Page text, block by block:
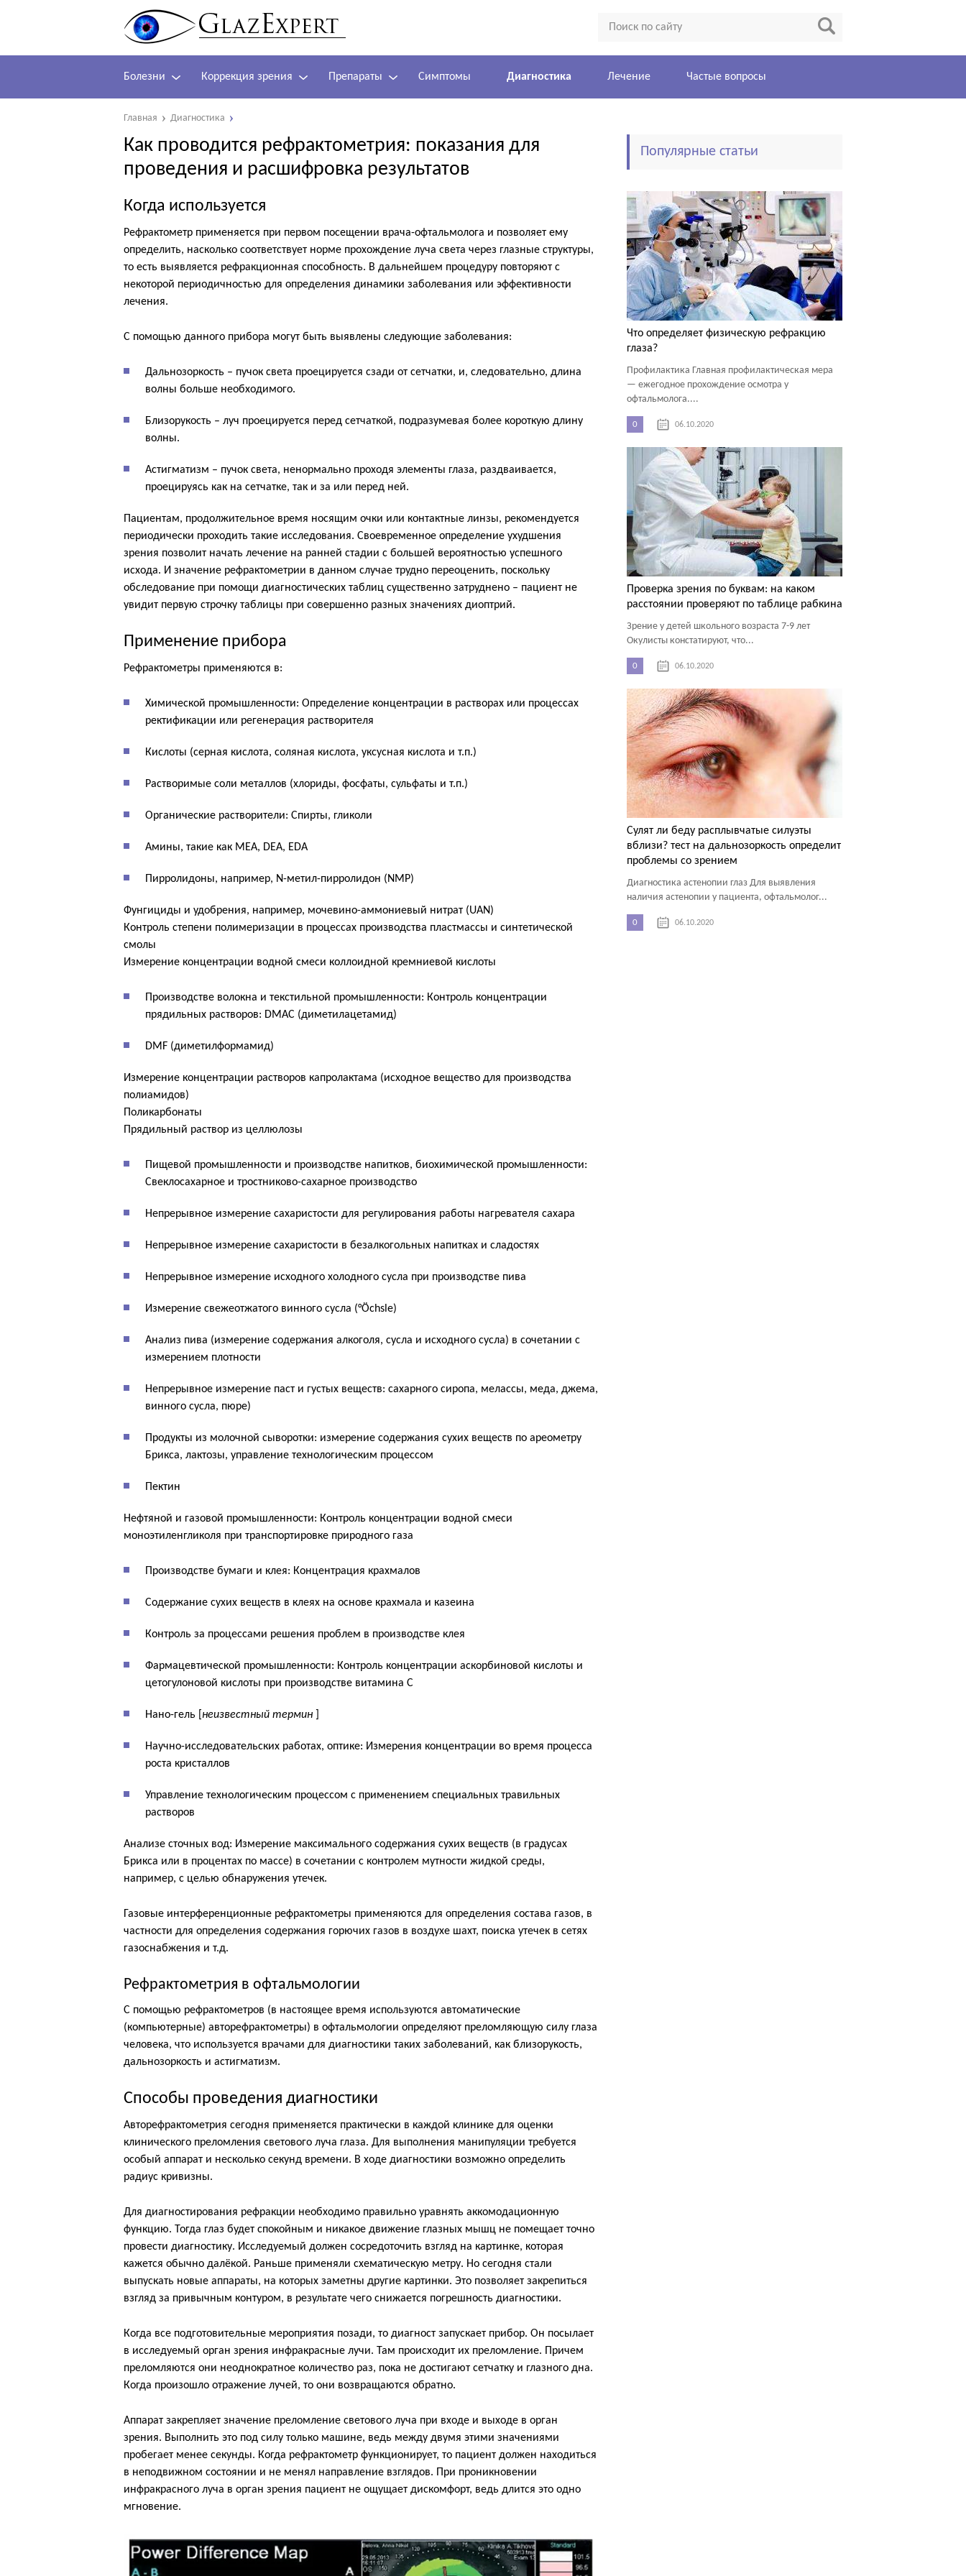
Болезни Коррекция зрения Препараты Симптомы Диагностика Лечение Частые вопросы
Главная Диагностика
Как проводится рефрактометрия: показания для
проведения и расшифровка результатов
Когда используется
Рефрактометр применяется при первом посещении врача-офтальмолога и позволяет ему
определить, насколько соответствует норме прохождение луча света через глазные структуры,
то есть выявляется рефракционная способность. В дальнейшем процедуру повторяют с
некоторой периодичностью для определения динамики заболевания или эффективности
лечения.
С помощью данного прибора могут быть выявлены следующие заболевания:
Дальнозоркость – пучок света проецируется сзади от сетчатки, и, следовательно, длина
волны больше необходимого.
Близорукость – луч проецируется перед сетчаткой, подразумевая более короткую длину
волны.
Астигматизм – пучок света, ненормально проходя элементы глаза, раздваивается,
проецируясь как на сетчатке, так и за или перед ней.
Пациентам, продолжительное время носящим очки или контактные линзы, рекомендуется
периодически проходить такие исследования. Своевременное определение ухудшения
зрения позволит начать лечение на ранней стадии с большей вероятностью успешного
исхода. И значение рефрактометрии в данном случае трудно переоценить, поскольку
обследование при помощи диагностических таблиц существенно затруднено – пациент не
увидит первую строчку таблицы при совершенно разных значениях диоптрий.
Применение прибора
Рефрактометры применяются в:
Химической промышленности: Определение концентрации в растворах или процессах
ректификации или регенерация растворителя
Кислоты (серная кислота, соляная кислота, уксусная кислота и т.п.)
Растворимые соли металлов (хлориды, фосфаты, сульфаты и т.п.)
Органические растворители: Спирты, гликоли
Амины, такие как MEA, DEA, EDA
Пирролидоны, например, N-метил-пирролидон (NMP)
Фунгициды и удобрения, например, мочевино-аммониевый нитрат (UAN)
Контроль степени полимеризации в процессах производства пластмассы и синтетической
смолы
Измерение концентрации водной смеси коллоидной кремниевой кислоты
Производстве волокна и текстильной промышленности: Контроль концентрации
прядильных растворов: DMAC (диметилацетамид)
DMF (диметилформамид)
Измерение концентрации растворов капролактама (исходное вещество для производства
полиамидов)
Поликарбонаты
Прядильный раствор из целлюлозы
Пищевой промышленности и производстве напитков, биохимической промышленности:
Свеклосахарное и тростниково-сахарное производство
Непрерывное измерение сахаристости для регулирования работы нагревателя сахара
Непрерывное измерение сахаристости в безалкогольных напитках и сладостях
Непрерывное измерение исходного холодного сусла при производстве пива
Измерение свежеотжатого винного сусла (°Öchsle)
Анализ пива (измерение содержания алкоголя, сусла и исходного сусла) в сочетании с
измерением плотности
Непрерывное измерение паст и густых веществ: сахарного сиропа, мелассы, меда, джема,
винного сусла, пюре)
Продукты из молочной сыворотки: измерение содержания сухих веществ по ареометру
Брикса, лактозы, управление технологическим процессом
Пектин
Нефтяной и газовой промышленности: Контроль концентрации водной смеси
моноэтиленгликоля при транспортировке природного газа
Производстве бумаги и клея: Концентрация крахмалов
Содержание сухих веществ в клеях на основе крахмала и казеина
Контроль за процессами решения проблем в производстве клея
Фармацевтической промышленности: Контроль концентрации аскорбиновой кислоты и
цетогулоновой кислоты при производстве витамина С
Нано-гель [ неизвестный термин
Научно-исследовательских работах, оптике: Измерения концентрации во время процесса
роста кристаллов
Управление технологическим процессом с применением специальных травильных
растворов
Анализе сточных вод: Измерение максимального содержания сухих веществ (в градусах
Брикса или в процентах по массе) в сочетании с контролем мутности жидкой среды,
например, с целью обнаружения утечек.
Газовые интерференционные рефрактометры применяются для определения состава газов, в
частности для определения содержания горючих газов в воздухе шахт, поиска утечек в сетях
газоснабжения и т.д.
Рефрактометрия в офтальмологии
С помощью рефрактометров (в настоящее время используются автоматические
(компьютерные) авторефрактометры) в офтальмологии определяют преломляющую силу глаза
человека, что используется врачами для диагностики таких заболеваний, как близорукость,
дальнозоркость и астигматизм.
Способы проведения диагностики
Авторефрактометрия сегодня применяется практически в каждой клинике для оценки
клинического преломления светового луча глаза. Для выполнения манипуляции требуется
особый аппарат и несколько секунд времени. В ходе диагностики возможно определить
радиус кривизны.
Для диагностирования рефракции необходимо правильно уравнять аккомодационную
функцию. Тогда глаз будет спокойным и никакое движение глазных мышц не помещает точно
провести диагностику. Исследуемый должен сосредоточить взгляд на картинке, которая
кажется обычно далёкой. Раньше применяли схематическую метру. Но сегодня стали
выпускать новые аппараты, на которых заметны другие картинки. Это позволяет закрепиться
взгляд за привычным контуром, в результате чего снижается погрешность диагностики.
Когда все подготовительные мероприятия позади, то диагност запускает прибор. Он посылает
в исследуемый орган зрения инфракрасные лучи. Там происходит их преломление. Причем
преломляются они неоднократное количество раз, пока не достигают сетчатку и глазного дна.
Когда произошло отражение лучей, то они возвращаются обратно.
Аппарат закрепляет значение преломление светового луча при входе и выходе в орган
зрения. Выполнить это под силу только машине, ведь между двумя этими значениями
пробегает менее секунды. Когда рефрактометр функционирует, то пациент должен находиться
в неподвижном состоянии и не менял направление взглядов. При проникновении
инфракрасного луча в орган зрения пациент не ощущает дискомфорт, ведь длится это одно
мгновение.
Популярные статьи
Что определяет физическую рефракцию
глаза?
Профилактика Главная профилактическая мера
— ежегодное прохождение осмотра у
офтальмолога....
0 06.10.2020
Проверка зрения по буквам: на каком
расстоянии проверяют по таблице рабкина
Зрение у детей школьного возраста 7-9 лет
Окулисты констатируют, что...
0 06.10.2020
Сулят ли беду расплывчатые силуэты
вблизи? тест на дальнозоркость определит
проблемы со зрением
Диагностика астенопии глаз Для выявления
наличия астенопии у пациента, офтальмолог...
0 06.10.2020